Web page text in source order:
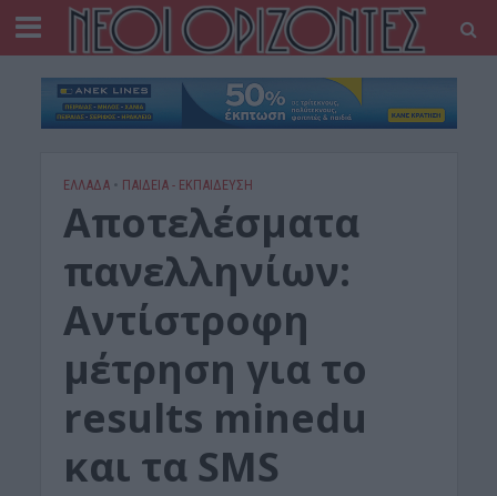
ΕΛΛΑΔΑ • ΠΑΙΔΕΙΑ - ΕΚΠΑΙΔΕΥΣΗ
Αποτελέσματα
πανελληνίων:
Αντίστροφη
μέτρηση για το
results minedu
και τα SMS